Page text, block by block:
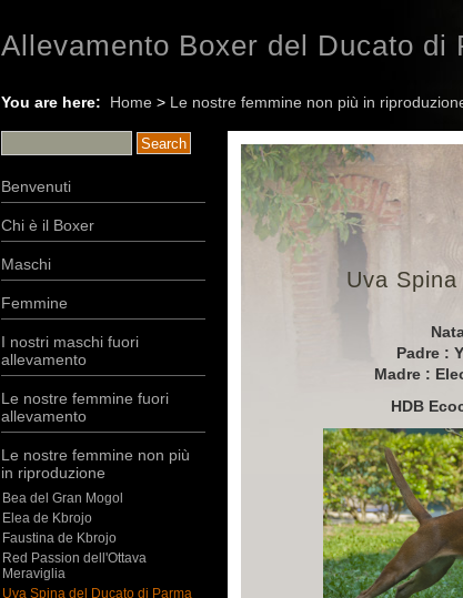
Allevamento Boxer del Ducato
You are here: Home > Le nostre femmine non più in
Benvenuti
Chi è il Boxer
Maschi
Femmine
I nostri maschi fuori
allevamento
Le nostre femmine fuori
allevamento
Le nostre femmine non più
in riproduzione
Bea del Gran Mogol
Elea de Kbrojo
Faustina de Kbrojo
Red Passion dell'Ottava
Meraviglia
Uva Spina del Ducato di Parma
Uva
Padre :
Madre :
HDB